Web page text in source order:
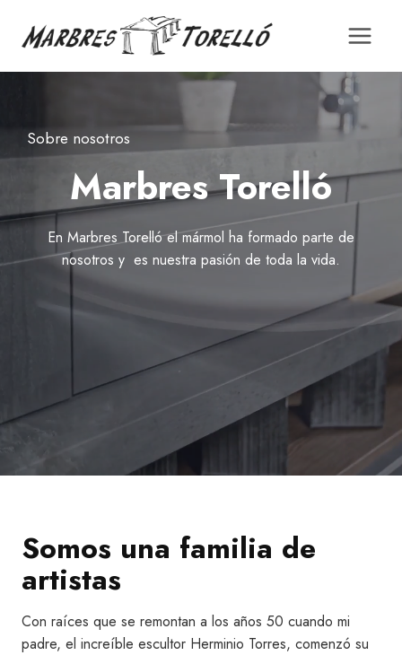
contenido
Sobre nosotros
Marbres Torelló
En Marbres Torelló el mármol ha formado parte de
nosotros y es nuestra pasión de toda la vida.
Somos una familia de
artistas
Con raíces que se remontan a los años 50 cuando mi
padre, el increíble escultor Herminio Torres, comenzó su